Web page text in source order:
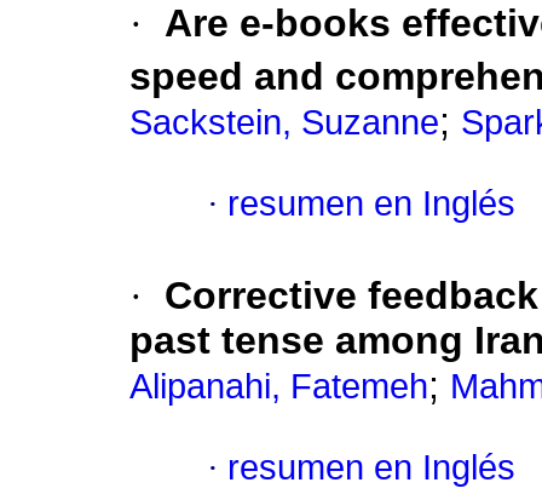
·
Are e-books
speed and
Sackstein, Suzanne;
· resumen en Inglés
·
Corrective
past tense among
Alipanahi, Fatemeh;
· resumen en Inglés